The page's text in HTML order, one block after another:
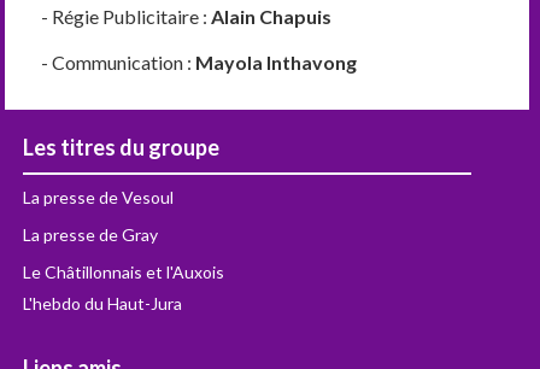
- Régie Publicitaire :Alain Chapuis
- Communication : Mayola Inthavong
Les titres du groupe
La presse de Vesoul
La presse de Gray
Le Châtillonnais et l'Auxois
L'hebdo du Haut-Jura